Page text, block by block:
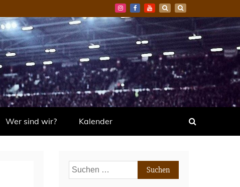
Wer sind wir? Kalender
Suchen
nach: